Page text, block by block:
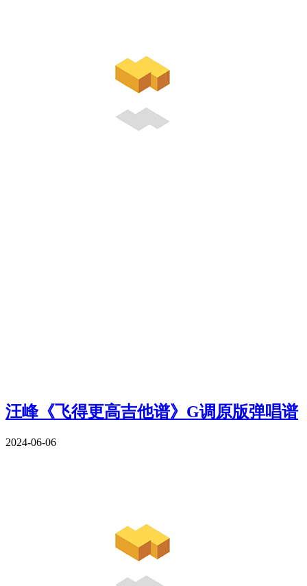
汪峰《飞得更高吉他谱》G调原版弹唱谱
2024-06-06